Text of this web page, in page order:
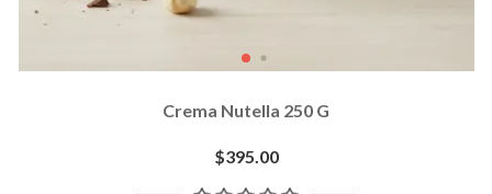
Crema Nutella 250 G
$395.00